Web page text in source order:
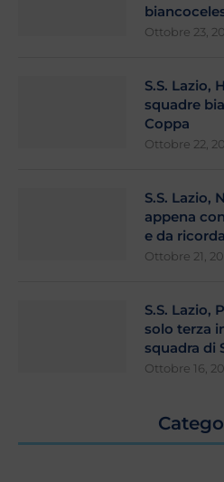
Ottobre 23,
S.S. Lazio,
squadre
Coppa
Ottobre 22,
S.S. Lazio,
appena
e da
Ottobre 21,
S.S. Lazio,
solo terza
squadra di
Ottobre 16,